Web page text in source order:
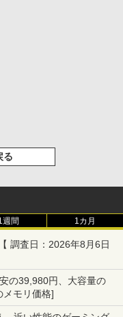
る
週間 1カ月
調査日：2026年8月6日
の39,980円、大容量の
メモリ価格]